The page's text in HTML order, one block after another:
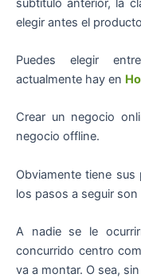
elegir antes el
Puedes elegir
actualmente hay en
Crear un negocio
negocio offline.
Obviamente tiene sus
los pasos a seguir
A nadie se le
concurrido centro
va a montar. O sea,